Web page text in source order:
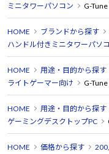
ミニタワーパソコン
G-
HOME ブランドから探す
ハンドル付きミニタワーパソ
HOME 用途・目的から探す
ライトゲーマー向け
G-
HOME 用途・目的から探す
ゲーミングデスクトップPC
HOME 価格から探す